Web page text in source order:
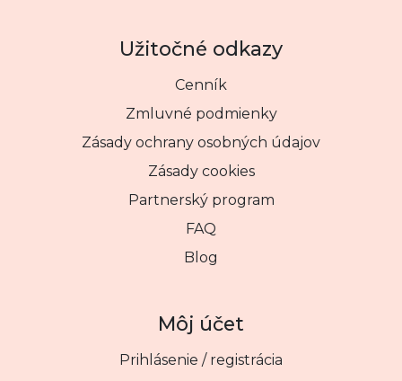
Užitočné odkazy
Cenník
Zmluvné podmienky
Zásady ochrany osobných údajov
Zásady cookies
Partnerský program
FAQ
Blog
Môj účet
Prihlásenie / registrácia